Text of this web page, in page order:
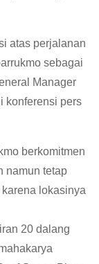
atas perjalanan
sebagai
Manager
konferensi pers
berkomitmen
namun tetap
lokasinya
20 dalang